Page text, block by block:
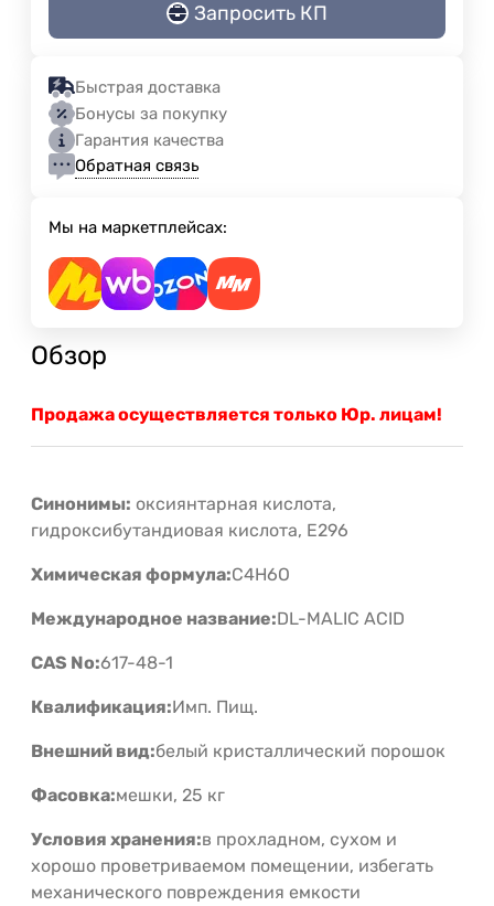
Запросить КП
Быстрая доставка
Бонусы за покупку
Гарантия качества
Обратная связь
Мы на маркетплейсах:
Обзор
Продажа осуществляется только Юр. лицам!
Синонимы: оксиянтарная кислота,
гидроксибутандиовая кислота, Е296
Химическая формула:C4H6O
Международное название:DL-MALIC ACID
CAS No:617-48-1
Квалификация:Имп. Пищ.
Внешний вид:белый кристаллический порошок
Фасовка:мешки, 25 кг
Условия хранения:в прохладном, сухом и
хорошо проветриваемом помещении, избегать
механического повреждения емкости